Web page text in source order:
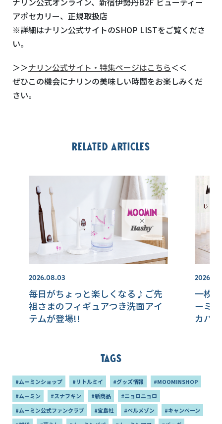
アポセカリー、正規取扱店
※詳細はナリン公式サイトのSHOP LISTをご覧くださ
い。
＞＞ナリン公式サイト・特集ページはこちら＜＜
ぜひこの機会にナリンの美味しい時間をお楽しみくだ
さい。
Related articles
2026.08.03
毎日がちょっと楽しくなる♪ご先
祖さまのフィギュアつき洗面アイ
テムが登場!!
一枚
ーミ
カバ
Tags
#ムーミンショップ #リトルミイ #グッズ情報
#MOOMINSHOP
#ムーミン
#スナフキン #新商品
#ニョロニョロ
#ムーミン公式ファンクラブ
#宝島社 #ベルメゾン
#キャンペーン